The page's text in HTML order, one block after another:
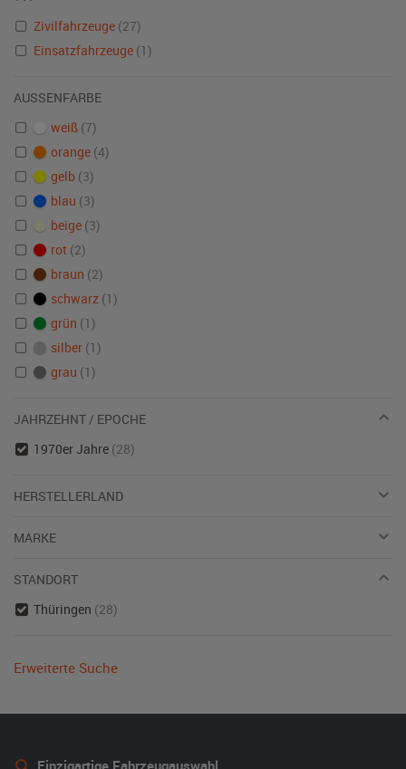
Zivilfahrzeuge (27)
Einsatzfahrzeuge (1)
AUSSENFARBE
weiß (7)
orange (4)
gelb (3)
blau (3)
beige (3)
rot (2)
braun (2)
schwarz (1)
grün (1)
silber (1)
grau (1)
JAHRZEHNT / EPOCHE
1970er Jahre (28)
HERSTELLERLAND
MARKE
STANDORT
Thüringen (28)
Erweiterte Suche
Einzigartige Fahrzeugauswahl